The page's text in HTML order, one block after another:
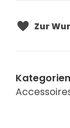
Zur
Kategorien